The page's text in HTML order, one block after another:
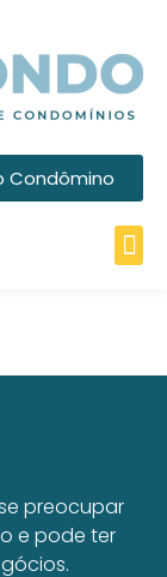
Condômino
preocupar
e pode ter